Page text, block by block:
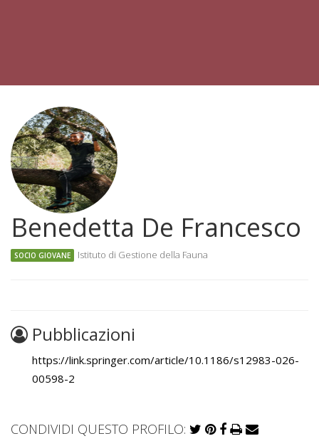
Benedetta De Francesco
SOCIO GIOVANE Istituto di Gestione della Fauna
Pubblicazioni
https://link.springer.com/article/10.1186/s12983-026-
00598-2
CONDIVIDI QUESTO PROFILO: